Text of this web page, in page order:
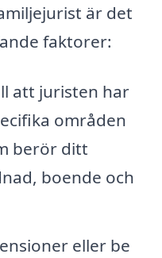
är det
faktorer:
att juristen har
områden
berör ditt
boende och
eller be